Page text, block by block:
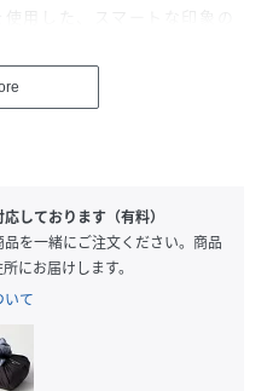
用した、スマートな印象の
快適な付け心地です。
に指開き仕様になっていま
もピッタリです。
0098
より、色落ちする恐れがご
なって見える場合がござい
しております（有料）
を一緒にご注文ください。商品
にお届けします。
いて